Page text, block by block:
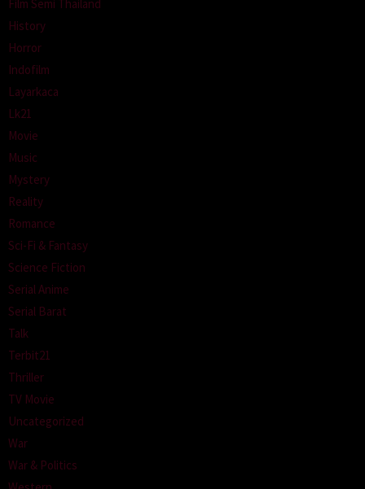
Film Semi Thailand
History
Horror
Indofilm
Layarkaca
Lk21
Movie
Music
Mystery
Reality
Romance
Sci-Fi & Fantasy
Science Fiction
Serial Anime
Serial Barat
Talk
Terbit21
Thriller
TV Movie
Uncategorized
War
War & Politics